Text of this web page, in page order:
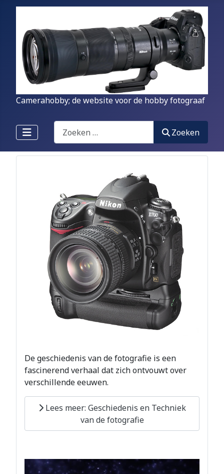
Camerahobby; de website voor de hobby fotograaf
Zoeken
Zoeken
De geschiedenis van de fotografie is een
fascinerend verhaal dat zich ontvouwt over
verschillende eeuwen.
Lees meer: Geschiedenis en Techniek
van de fotografie